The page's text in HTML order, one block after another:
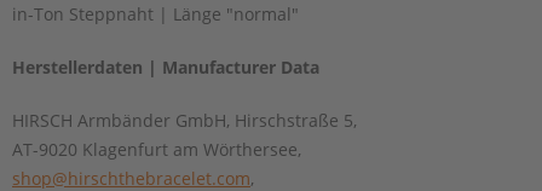
in-Ton Steppnaht | Länge "normal"
Herstellerdaten | Manufacturer Data
HIRSCH Armbänder GmbH, Hirschstraße 5,
AT-9020 Klagenfurt am Wörthersee,
shop@hirschthebracelet.com,